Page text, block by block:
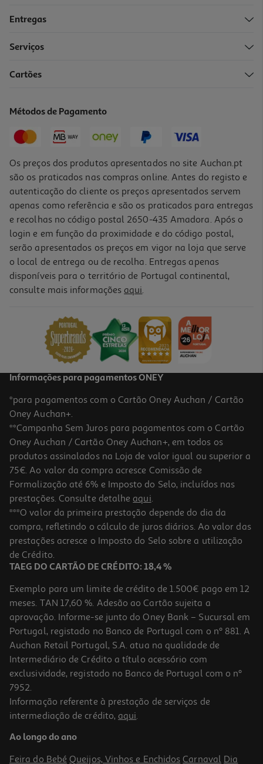
-24%
Price reduced from
16,99 €to
Promoção
-33%
Luz Nuvem Wednesday
Price reduced from
19,99 €
Candeeiro Icons Super Mario
32.99 €/un
32,99 €
Icons Light Super Mario Bros
32.99 €/un
Entregas
Serviços
Cartões
Métodos de Pagamento
Os preços dos produtos apresentados no site Auchan.pt
são os praticados nas compras online. Antes do registo e
autenticação do cliente os preços apresentados servem
apenas como referência e são os praticados para entregas
e recolhas no código postal 2650-435 Amadora. Após o
login e em função da proximidade e do código postal,
serão apresentados os preços em vigor na loja que serve
o local de entrega ou de recolha. Entregas apenas
disponíveis para o território de Portugal continental,
consulte mais informações aqui.
Informações para pagamentos ONEY
*para pagamentos com o Cartão Oney Auchan / Cartão
Oney Auchan+.
**Campanha Sem Juros para pagamentos com o Cartão
Oney Auchan / Cartão Oney Auchan+, em todos os
produtos assinalados na Loja de valor igual ou superior a
75€. Ao valor da compra acresce Comissão de
Formalização até 6% e Imposto do Selo, incluídos nas
prestações. Consulte detalhe aqui.
***O valor da primeira prestação depende do dia da
compra, refletindo o cálculo de juros diários. Ao valor das
prestações acresce o Imposto do Selo sobre a utilização
de Crédito.
TAEG DO CARTÃO DE CRÉDITO: 18,4 %
Exemplo para um limite de crédito de 1.500€ pago em 12
meses. TAN 17,60 %. Adesão ao Cartão sujeita a
aprovação. Informe-se junto do Oney Bank – Sucursal em
Portugal, registado no Banco de Portugal com o nº 881. A
Auchan Retail Portugal, S.A. atua na qualidade de
Intermediário de Crédito a título acessório com
exclusividade, registado no Banco de Portugal com o nº
7952.
Informação referente à prestação de serviços de
intermediação de crédito, aqui.
Ao longo do ano
Feira do Bebé Queijos, Vinhos e Enchidos Carnaval Dia